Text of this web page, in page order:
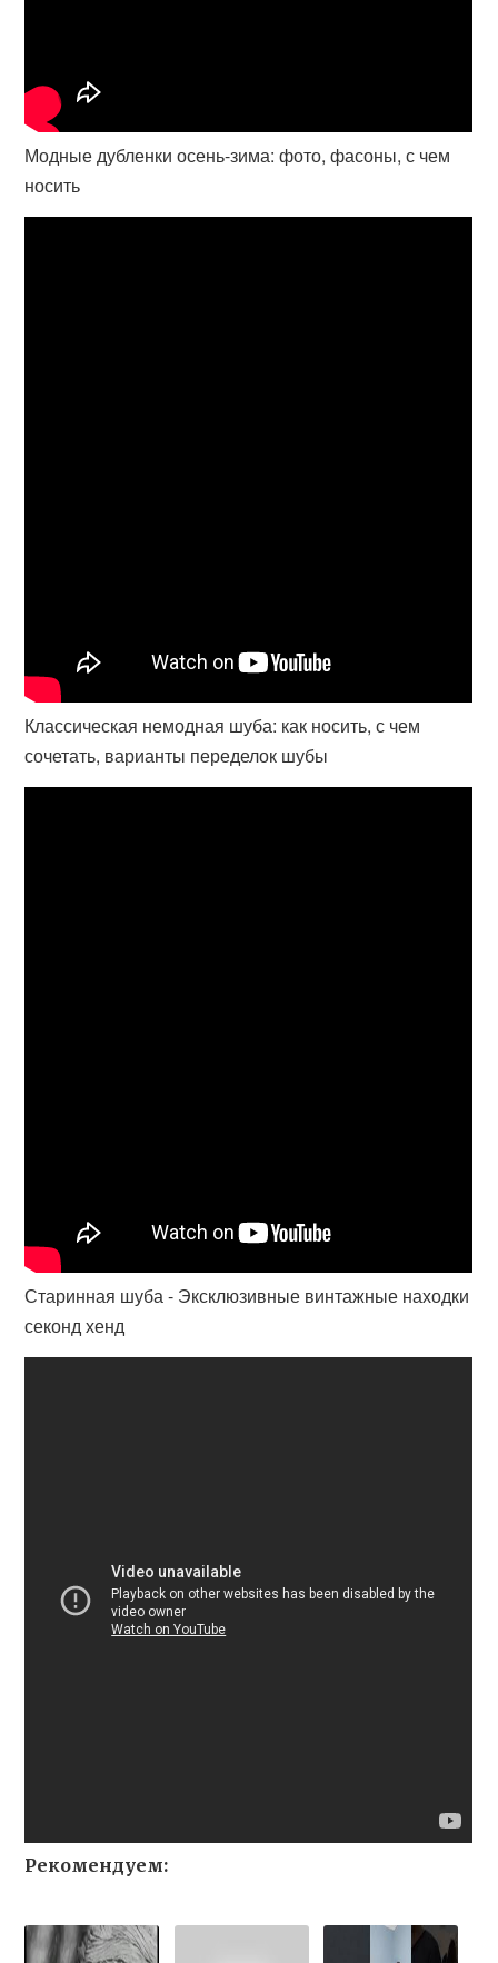
Модные дубленки осень-зима: фото, фасоны, с чем
носить
Классическая немодная шуба: как носить, с чем
сочетать, варианты переделок шубы
Старинная шуба - Эксклюзивные винтажные находки
секонд хенд
Рекомендуем: